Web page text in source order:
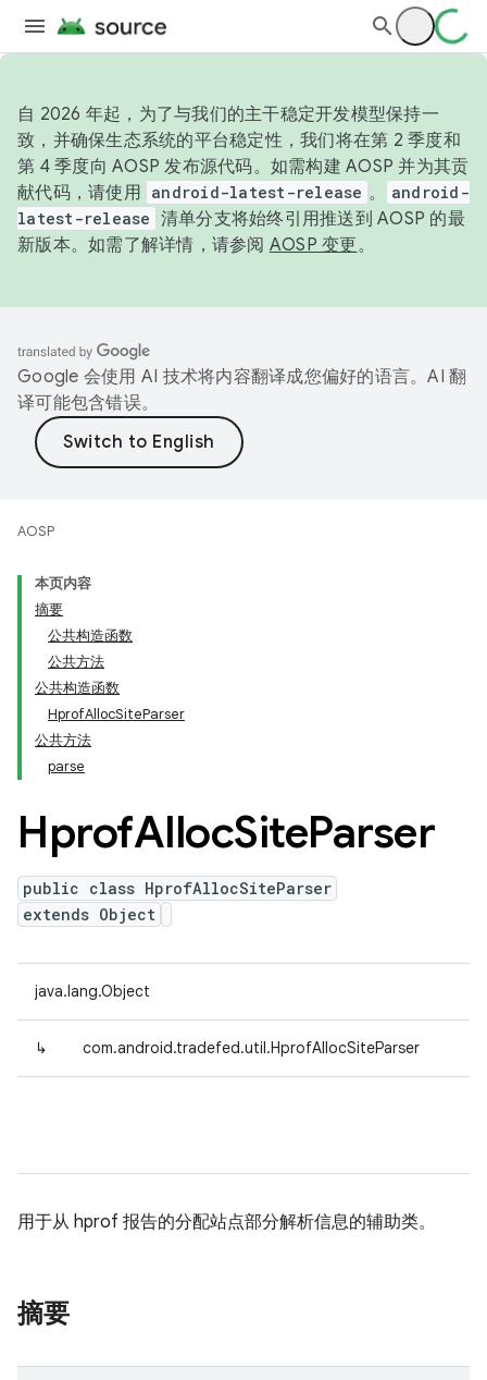
自 2026 年起，为了与我们的主干稳定开发模型保持一
致，并确保生态系统的平台稳定性，我们将在第 2 季度和
第 4 季度向 AOSP 发布源代码。如需构建 AOSP 并为其贡
献代码，请使用 android-latest-release 。
android-
latest-release 清单分支将始终引用推送到 AOSP 的最
新版本。如需了解详情，请参阅 AOSP 变更。
Google 会使用 AI 技术将内容翻译成您偏好的语言。AI 翻
译可能包含错误。
AOSP
本页内容
摘要
公共构造函数
公共方法
公共构造函数
HprofAllocSiteParser
公共方法
parse
HprofAllocSiteParser
public class HprofAllocSiteParser
extends Object
java.lang.Object
↳ com.android.tradefed.util.HprofAllocSiteParser
用于从 hprof 报告的分配站点部分解析信息的辅助类。
摘要